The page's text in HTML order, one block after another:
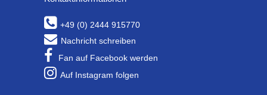
+49 (0) 2444 915770
Nachricht schreiben
Fan auf Facebook werden
Auf Instagram folgen